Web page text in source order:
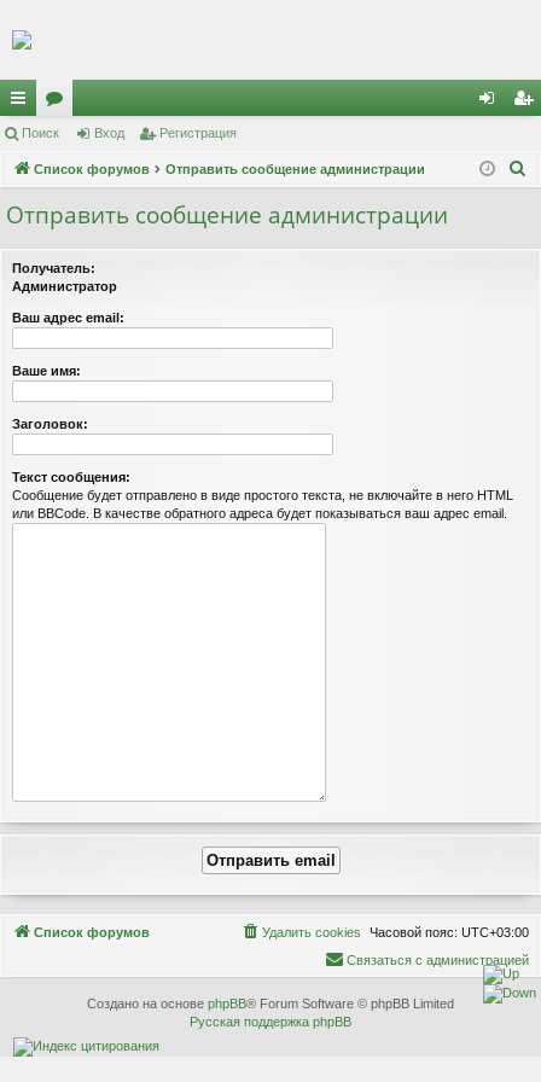
Регистрация
с
ы
лк
ор
ум д ис
Поиск Вход Регистрация
Список форумов Отправить сообщение администрации
с
Отправить сообщение администрации
Получатель:
Администратор
Ваш адрес email:
Ваше имя:
Заголовок:
Текст сообщения:
Сообщение будет отправлено в виде простого текста, не включайте в него HTML
или BBCode. В качестве обратного адреса будет показываться ваш адрес email.
Список форумов Часовой пояс: UTC+03:00
Удалить cookies
Связаться с
Связаться с администрацией
Создано на основе phpBB® Forum Software © phpBB Limited
Русская поддержка phpBB